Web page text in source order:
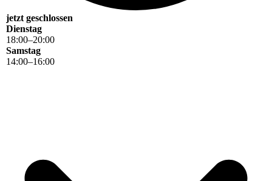
jetzt geschlossen
Dienstag
18:00–20:00
Samstag
14:00–16:00